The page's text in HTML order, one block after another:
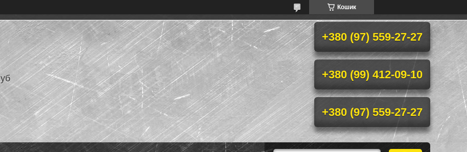
Кошик
+380 (97) 559-27-27
+380 (99) 412-09-10
+380 (97) 559-27-27